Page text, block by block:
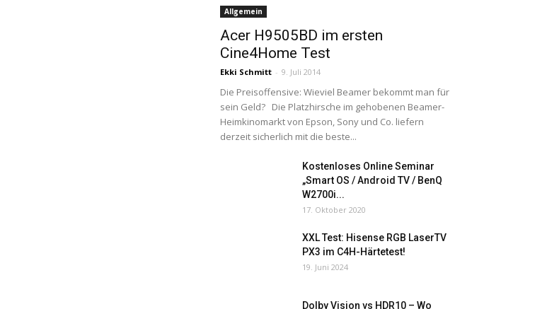
Allgemein
Acer H9505BD im ersten
Cine4Home Test
Ekki Schmitt - 9. Juli 2014
Die Preisoffensive: Wieviel Beamer bekommt man für
sein Geld? Die Platzhirsche im gehobenen Beamer-
Heimkinomarkt von Epson, Sony und Co. liefern
derzeit sicherlich mit die beste...
Kostenloses Online Seminar
„Smart OS / Android TV / BenQ
W2700i...
17. Oktober 2020
XXL Test: Hisense RGB LaserTV
PX3 im C4H-Härtetest!
19. Juni 2024
Dolby Vision vs HDR10 – Wo